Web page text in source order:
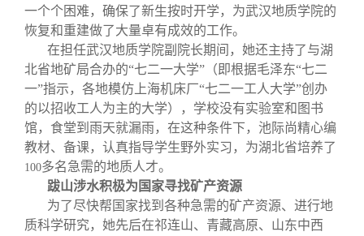
一个个困难，确保了新生按时开学，为武汉地质学院的
恢复和重建做了大量卓有成效的工作。
在担任武汉地质学院副院长期间，她还主持了与湖
北省地矿局合办的“七二一大学”（即根据毛泽东“七二
一”指示，各地模仿上海机床厂“七二一工人大学”创办
的以招收工人为主的大学），学校没有实验室和图书
馆，食堂到雨天就漏雨，在这种条件下，池际尚精心编
教材、备课，认真指导学生野外实习，为湖北省培养了
100多名急需的地质人才。
跋山涉水积极为国家寻找矿产资源
为了尽快帮国家找到各种急需的矿产资源、进行地
质科学研究，她先后在祁连山、青藏高原、山东中西